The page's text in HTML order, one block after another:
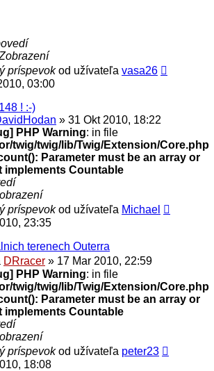
príspevokod užívateľa vasa26
03:00
! :-)
» 31 Okt 2010, 18:22
PHP Warning: in file
twig/twig/lib/Twig/Extension/Core.php
Parameter must be an array or
implements Countable
príspevokod užívateľa Michael
23:35
terenech Outerra
DRracer » 17 Mar 2010, 22:59
PHP Warning: in file
twig/twig/lib/Twig/Extension/Core.php
Parameter must be an array or
implements Countable
príspevokod užívateľa peter23
18:08